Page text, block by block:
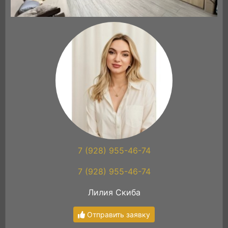
7 (928) 955-46-74
7 (928) 955-46-74
Лилия Скиба
Отправить заявку